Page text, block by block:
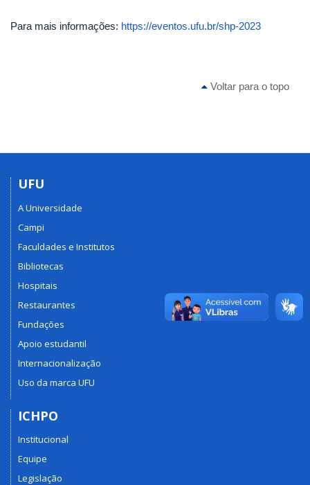
Para mais informações: https://eventos.ufu.br/shp-2023
Voltar para o topo
UFU
A Universidade
Campi
Faculdades e Institutos
Bibliotecas
Hospitais
Restaurantes
Fundações
Apoio estudantil
Internacionalização
Uso da marca UFU
ICHPO
Institucional
Equipe
Legislação